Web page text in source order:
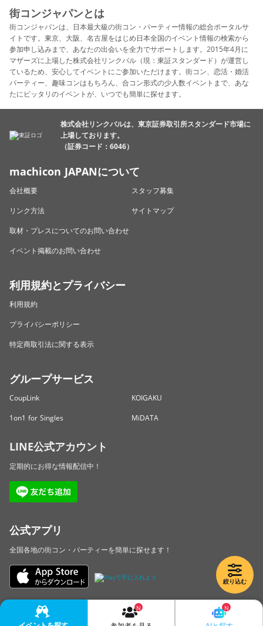
絞り込む
街コンジャパンとは
街コンジャパンは、日本最大級の街コン・パーティー情報の総合ポータルサ
イトです。東京、大阪、名古屋をはじめ日本全国のイベント情報の検索から
参加申し込みまで、あなたの出会いを全力でサポートします。2015年4月に
マザーズに上場した株式会社リンクバル（現：東証スタンダード）が運営し
ているため、安心してイベントにご参加いただけます。街コン、恋活・婚活
パーティー、趣味コンはもちろん、合コン形式の少人数イベントまで、あな
たにピッタリのイベントが、いつでも簡単に探せます。
株式会社リンクバルは、東京証券取引所スタンダード市場に
上場しております。
（証券コード：6046）
machicon JAPANについて
会社概要
スタッフ募集
リンク方法
サイトマップ
取材・プレスについてのお問い合わせ
イベント掲載のお問い合わせ
利用規約とプライバシー
利用規約
プライバシーポリシー
特定商取引法に関する表示
グループサービス
CoupLink
KOIGAKU
1on1 for Singles
MiDATA
LINE公式アカウント
定期的にお得な情報配信中！
公式アプリ
全国各地の街コン・パーティーを簡単に探せます！
Copyright © LINKBAL Inc. All Rights Reserved.